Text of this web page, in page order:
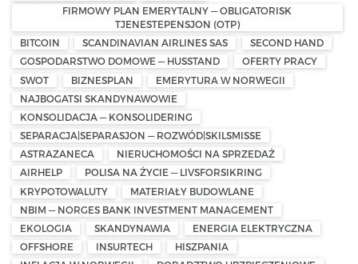
FIRMOWY PLAN EMERYTALNY — OBLIGATORISK
TJENESTEPENSJON (OTP)
BITCOIN
SCANDINAVIAN AIRLINES SAS
SECOND HAND
GOSPODARSTWO DOMOWE — HUSSTAND
OFERTY PRACY
SWOT
BIZNESPLAN
EMERYTURA W NORWEGII
NAJBOGATSI SKANDYNAWOWIE
KONSOLIDACJA — KONSOLIDERING
SEPARACJA|SEPARASJON — ROZWÓD|SKILSMISSE
ASTRAZANECA
NIERUCHOMOŚCI NA SPRZEDAŻ
AIRHELP
POLISA NA ŻYCIE — LIVSFORSIKRING
KRYPOTOWALUTY
MATERIAŁY BUDOWLANE
NBIM — NORGES BANK INVESTMENT MANAGEMENT
EKOLOGIA
SKANDYNAWIA
ENERGIA ELEKTRYCZNA
OFFSHORE
INSURTECH
HISZPANIA